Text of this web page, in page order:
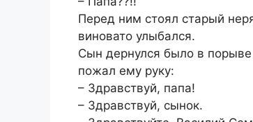
Перед ним стоял старый
виновато улыбался.
Сын дернулся было в
пожал ему руку:
– Здравствуй, папа!
– Здравствуй, сынок.